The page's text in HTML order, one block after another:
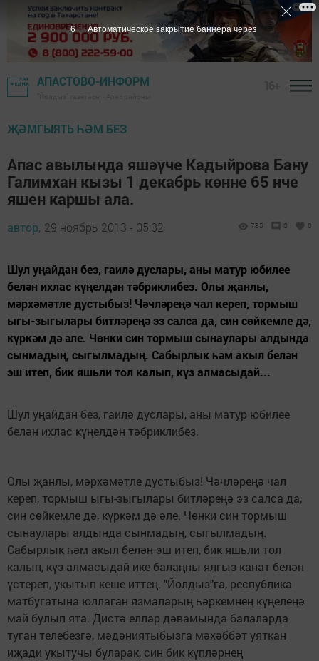
АПАСТОВО-ИНФОРМ
ҖӘМГЫЯТЬ ҺӘМ БЕЗ
Апас авылында яшәүче Кадыйрова Бану
Галимхан кызы 1 декабрь көнне 65 нче
яшен каршы ала.
автор, 29 ноябрь 2013 - 05:32 785 0 0
Шул уңайдан без, гаилә дуслары, аны матур юбилее
белән ихлас күңелдән тәбриклибез. Олы җанлы,
мәрхәмәтле дустыбыз! Чәчләреңә чал кереп, тормыш
ыгы-зыгылары битләреңә эз салса да, син сөйкемле дә,
күркәм дә әле. Чөнки син тормыш сынаулары алдында
сынмадың, сыгылмадың. Сабырлык һәм акыл белән
эш итеп, бик яшьли тол калып, күз алмасыдай...
Шул уңайдан без, гаилә дуслары, аны матур юбилее
белән ихлас күңелдән тәбриклибез.
Олы җанлы, мәрхәмәтле дустыбыз! Чәчләреңә чал
кереп, тормыш ыгы-зыгылары битләреңә эз салса да,
син сөйкемле дә, күркәм дә әле. Чөнки син тормыш
сынаулары алдында сынмадың, сыгылмадың.
Сабырлык һәм акыл белән эш итеп, бик яшьли тол
калып, күз алмасыдай ике балаңны ялгыз канат белән
үстереп, укытып кеше иттең. "Йолдыз"га, республика
матбугатына юллаган язмаларың һәркемнең күңелеңә
май булып ята. Дистә еллар дәвамында балаларда
туган телебезгә, мәдәниятыбызга мәхәббәт уяткан
иҗади укытучы буларак, син бик күпләрнең
5 Автоматическое закрытие баннера через